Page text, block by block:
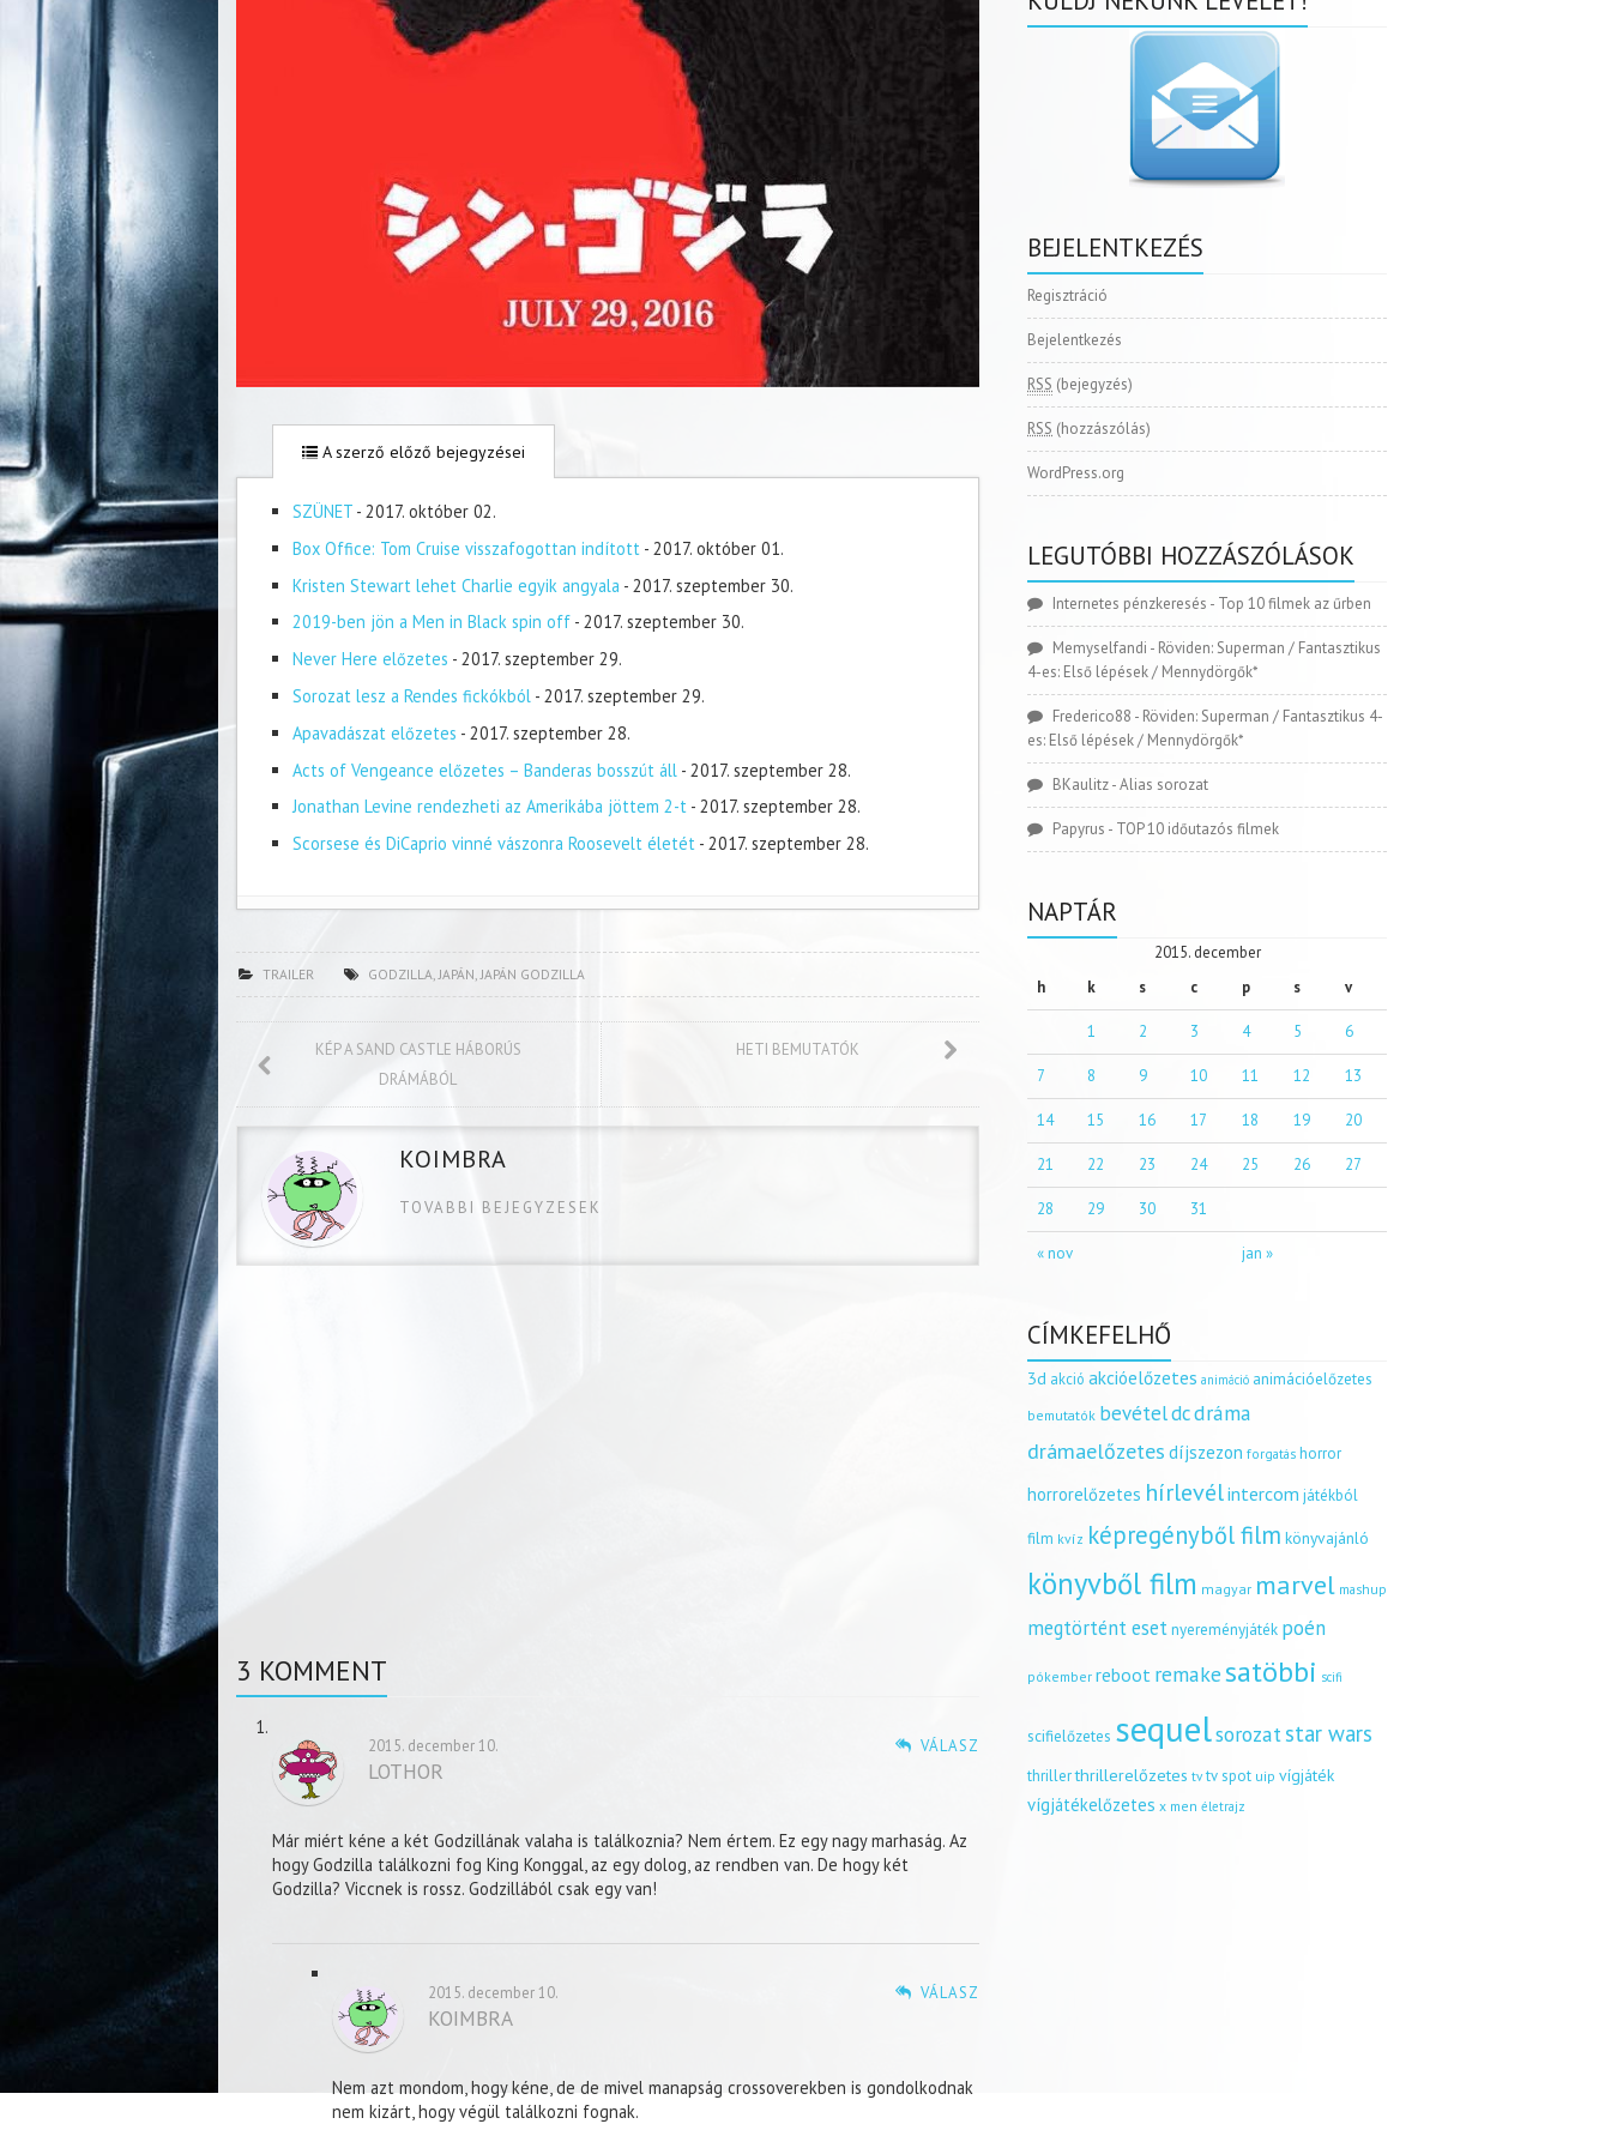
A szerző előző bejegyzései
SZÜNET - 2017. október 02.
Box Office: Tom Cruise visszafogottan indított - 2017. október 01.
Kristen Stewart lehet Charlie egyik angyala - 2017. szeptember 30.
2019-ben jön a Men in Black spin off - 2017. szeptember 30.
Never Here előzetes - 2017. szeptember 29.
Sorozat lesz a Rendes fickókból - 2017. szeptember 29.
Apavadászat előzetes - 2017. szeptember 28.
Acts of Vengeance előzetes – Banderas bosszút áll - 2017. szeptember 28.
Jonathan Levine rendezheti az Amerikába jöttem 2-t - 2017. szeptember 28.
Scorsese és DiCaprio vinné vászonra Roosevelt életét - 2017. szeptember 28.
TRAILER GODZILLA,JAPÁN,JAPÁN GODZILLA
KÉP A SAND CASTLE HÁBORÚS
DRÁMÁBÓL
HETI BEMUTATÓK
KOIMBRA
TOVABBI BEJEGYZESEK
3 KOMMENT
VÁLASZ
2015. december 10.
LOTHOR
Már miért kéne a két Godzillának valaha is találkoznia? Nem értem. Ez egy nagy marhaság. Az
hogy Godzilla találkozni fog King Konggal, az egy dolog, az rendben van. De hogy két
Godzilla? Viccnek is rossz. Godzillából csak egy van!
VÁLASZ
2015. december 10.
KOIMBRA
Nem azt mondom, hogy kéne, de de mivel manapság crossoverekben is gondolkodnak
nem kizárt, hogy végül találkozni fognak.
BEJELENTKEZÉS
Regisztráció
Bejelentkezés
RSS (bejegyzés)
RSS (hozzászólás)
WordPress.org
LEGUTÓBBI HOZZÁSZÓLÁSOK
Internetes pénzkeresés - Top 10 filmek az űrben
Memyselfandi - Röviden: Superman / Fantasztikus
4-es: Első lépések / Mennydörgők*
Frederico88 - Röviden: Superman / Fantasztikus 4-
es: Első lépések / Mennydörgők*
BKaulitz-Alias sorozat
Papyrus - TOP 10 időutazós filmek
NAPTÁR
2015. december
h
k s c p s v
« nov jan »
1 2 3 4 5 6
7 8 9 10 11 12 13
14 15 16 17 18 19 20
21 22 23 24 25 26 27
28 29 30 31
CÍMKEFELHŐ
3d akció akcióelőzetes animáció animációelőzetes
bemutatók bevételdcdráma
drámaelőzetes díjszezon forgatás horror
horrorelőzetes hírlevélintercom játékból
film kvíz képregényből film könyvajánló
könyvből film magyar marvel mashup
megtörtént esetnyereményjáték poén
pókember reboot remakesatöbbi scifi
scifielőzetes sequelsorozatstar wars
thrillerthrillerelőzetes tv tv spot uip vígjáték
vígjátékelőzetes x men életrajz